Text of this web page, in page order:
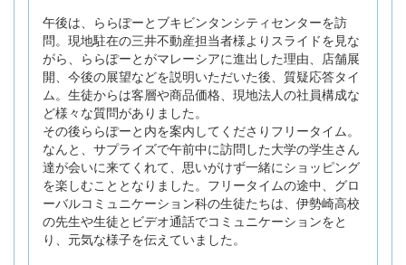
午後は、ららぽーとブキビンタンシティセンターを訪
問。現地駐在の三井不動産担当者様よりスライドを見な
がら、ららぽーとがマレーシアに進出した理由、店舗展
開、今後の展望などを説明いただいた後、質疑応答タイ
ム。生徒からは客層や商品価格、現地法人の社員構成な
ど様々な質問がありました。
その後ららぽーと内を案内してくださりフリータイム。
なんと、サプライズで午前中に訪問した大学の学生さん
達が会いに来てくれて、思いがけず一緒にショッピング
を楽しむこととなりました。フリータイムの途中、グロ
ーバルコミュニケーション科の生徒たちは、伊勢崎高校
の先生や生徒とビデオ通話でコミュニケーションをと
り、元気な様子を伝えていました。